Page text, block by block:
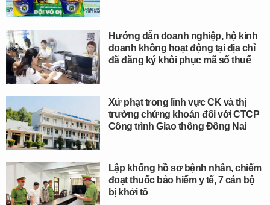
Hướng dẫn doanh nghiệp, hộ kinh
doanh không hoạt động tại địa chỉ
đã đăng ký khôi phục mã số thuế
Xử phạt trong lĩnh vực CK và thị
trường chứng khoán đối với CTCP
Công trình Giao thông Đồng Nai
Lập khống hồ sơ bệnh nhân, chiếm
đoạt thuốc bảo hiểm y tế, 7 cán bộ
bị khởi tố